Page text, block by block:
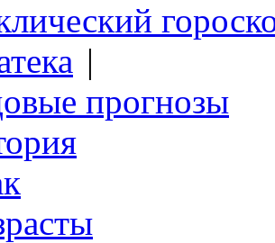
|
прогнозы